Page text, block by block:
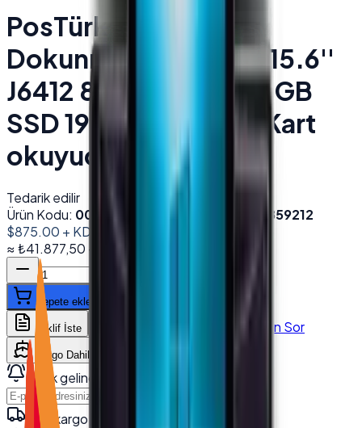
PosTürk TX-1560M
Dokunmatik POS PC 15.6''
J6412 8 GB DDR4 256 GB
SSD 1920*1080 FHD Kart
okuyucu Beyaz
Tedarik edilir
Ürün Kodu: 001724 Barkod (EAN):
8684278859212
$875.00 + KDV
≈₺41.877,50 + KDV
Sepete ekle
Teklif İste WhatsApp'tan Sor
Kargo Dahil Fiyat Hesapla
Stok gelince haber ver
Hızlı kargo · kurumsal teslimat